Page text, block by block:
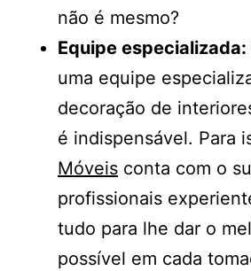
não é mesmo?
Equipe especializada:
uma equipe
decoração de
é indispensável. Para
Móveis conta com o
profissionais
tudo para lhe dar o
possível em cada